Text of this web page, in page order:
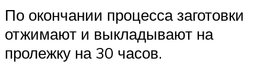
По окончании процесса заготовки
отжимают и выкладывают на
пролежку на 30 часов.